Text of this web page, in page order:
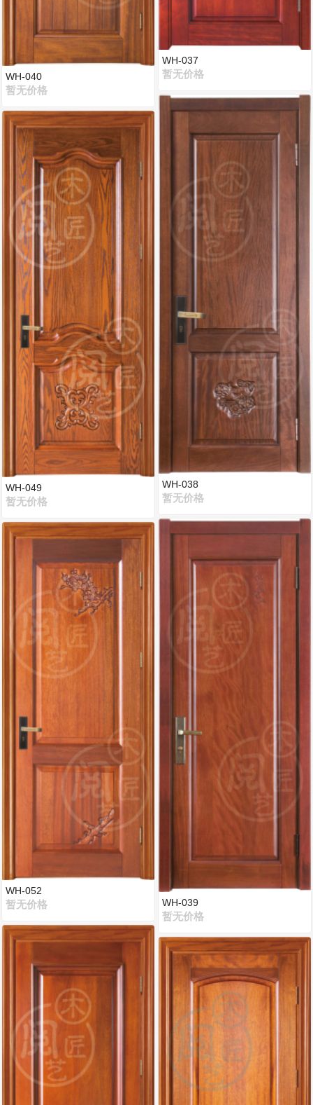
WH-040
暂无价格
WH-049
暂无价格
WH-052
暂无价格
WH-037
暂无价格
WH-038
暂无价格
WH-039
暂无价格